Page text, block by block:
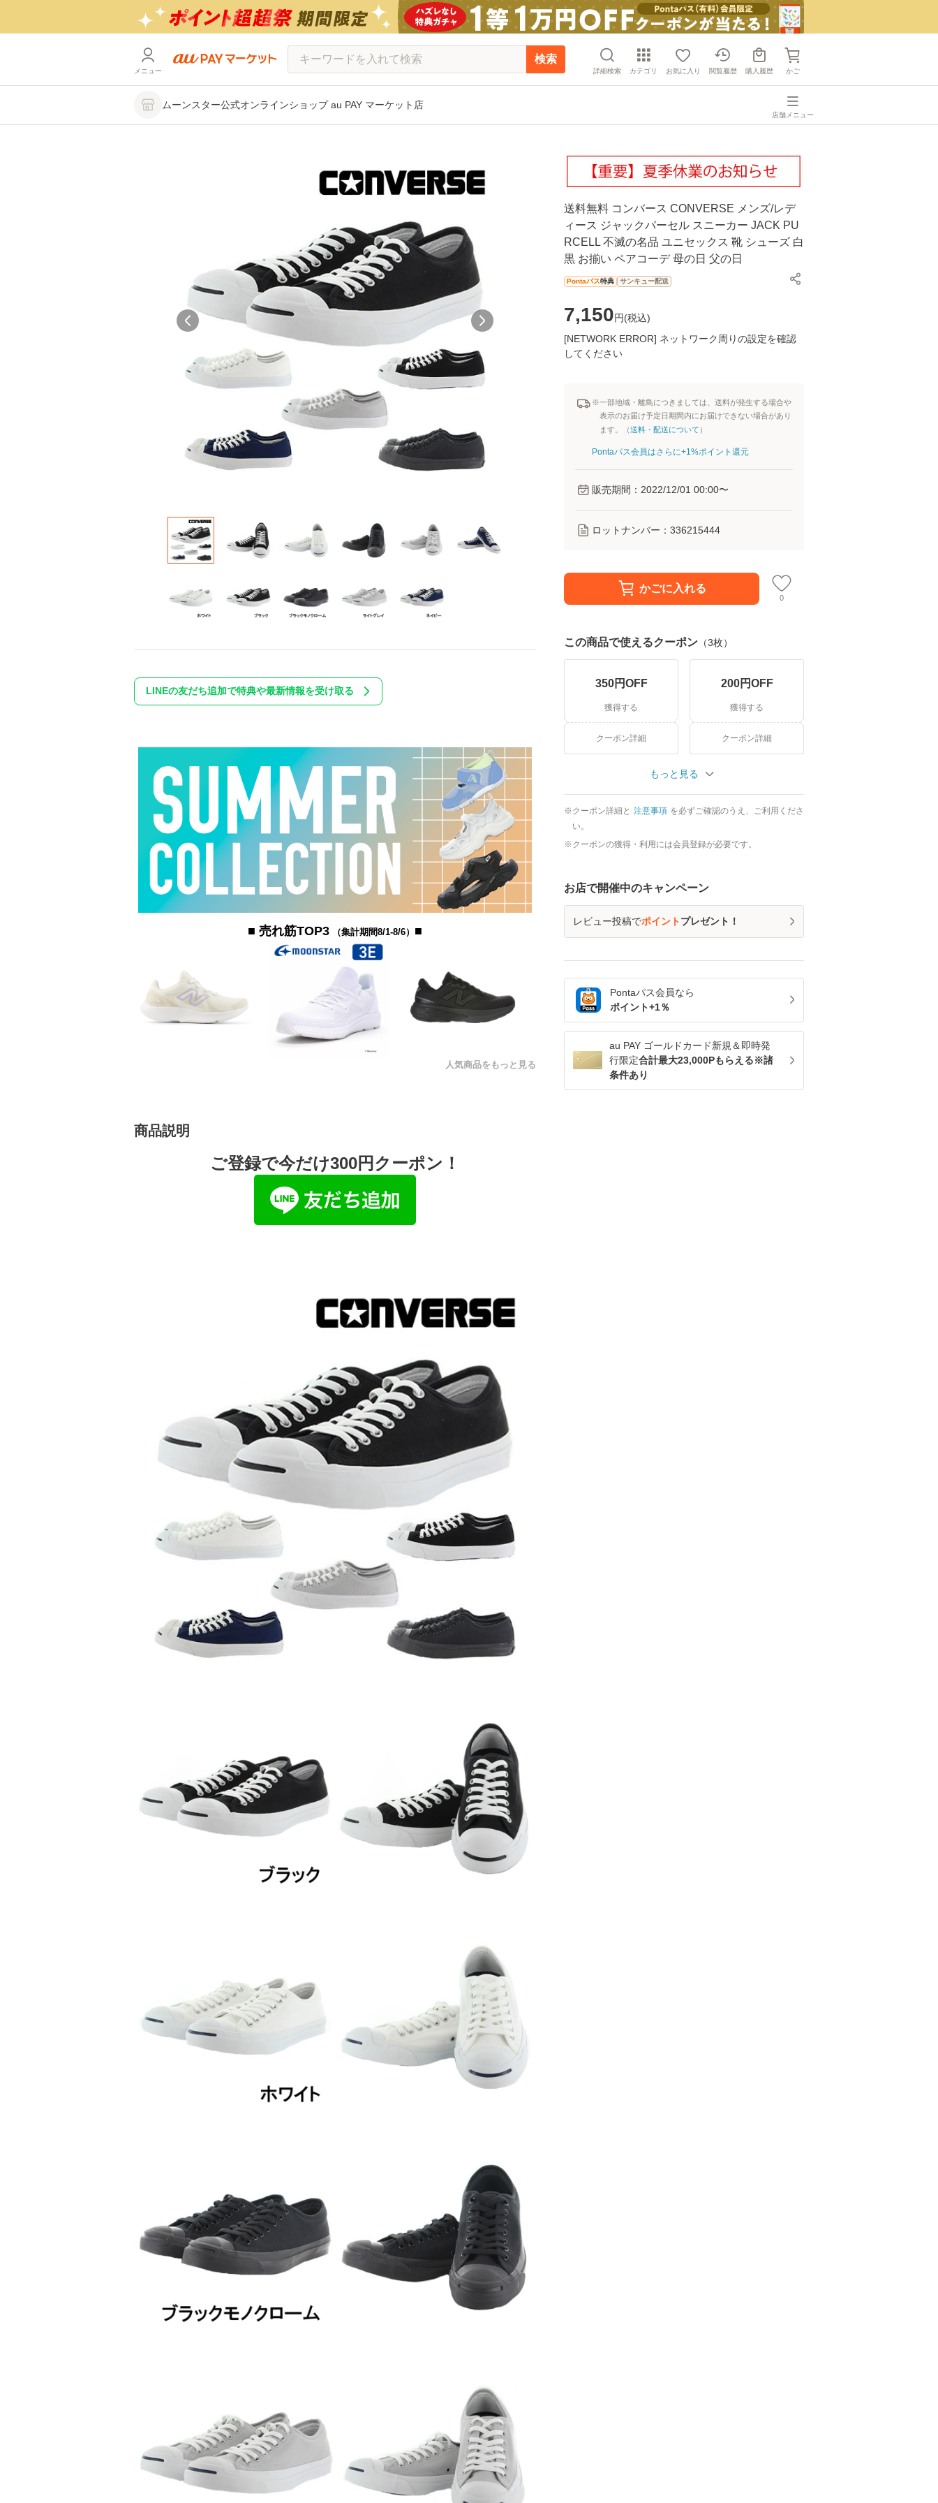
メニュー
検索
詳細検索 カテゴリ お気に入り 閲覧履歴 購入履歴 かご
ムーンスター公式オンラインショップ au PAY マーケット店
店舗メニュー
送料無料 コンバース CONVERSE メンズ/レデ
ィース ジャックパーセル スニーカー JACK PU
RCELL 不滅の名品 ユニセックス 靴 シューズ 白
黒 お揃い ペアコーデ 母の日 父の日
Pontaパス特典 サンキュー配送
7,150円(税込)
[NETWORK ERROR] ネットワーク周りの設定を確認
してください
※一部地域・離島につきましては、送料が発生する場合や
表示のお届け予定日期間内にお届けできない場合があり
ます。（送料・配送について ）
Pontaパス会員はさらに+1%ポイント還元
販売期間： 2022/12/01 00:00〜
ロットナンバー： 336215444
かごに入れる
0
この商品で使えるクーポン （3枚）
350円OFF
獲得する
クーポン詳細
200円OFF
獲得する
クーポン詳細
もっと見る
クーポン詳細と 注意事項 を必ずご確認のうえ、ご利用くださ
い。
クーポンの獲得・利用には会員登録が必要です。
お店で開催中のキャンペーン
レビュー投稿でポイントプレゼント！
Pontaパス会員なら
ポイント+1％
au PAY ゴールドカード新規＆即時発
行限定合計最大23,000Pもらえる※諸
条件あり
LINEの友だち追加で特典や最新情報を受け取る
■ 売れ筋TOP3 （集計期間8/1-8/6） ■
人気商品をもっと見る
商品説明
ご登録で今だけ300円クーポン！